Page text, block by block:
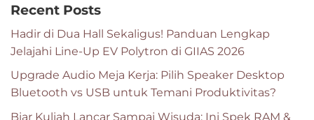
Recent Posts
Hadir di Dua Hall Sekaligus! Panduan Lengkap
Jelajahi Line-Up EV Polytron di GIIAS 2026
Upgrade Audio Meja Kerja: Pilih Speaker Desktop
Bluetooth vs USB untuk Temani Produktivitas?
Biar Kuliah Lancar Sampai Wisuda: Ini Spek RAM &